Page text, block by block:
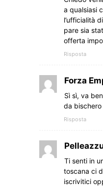
a qualsiasi
l’ufficialità
pare sia
offerta
Risposta
Forza
Sì sì, va
da bischero
Risposta
Ti senti in
toscana ci
iscrivitici